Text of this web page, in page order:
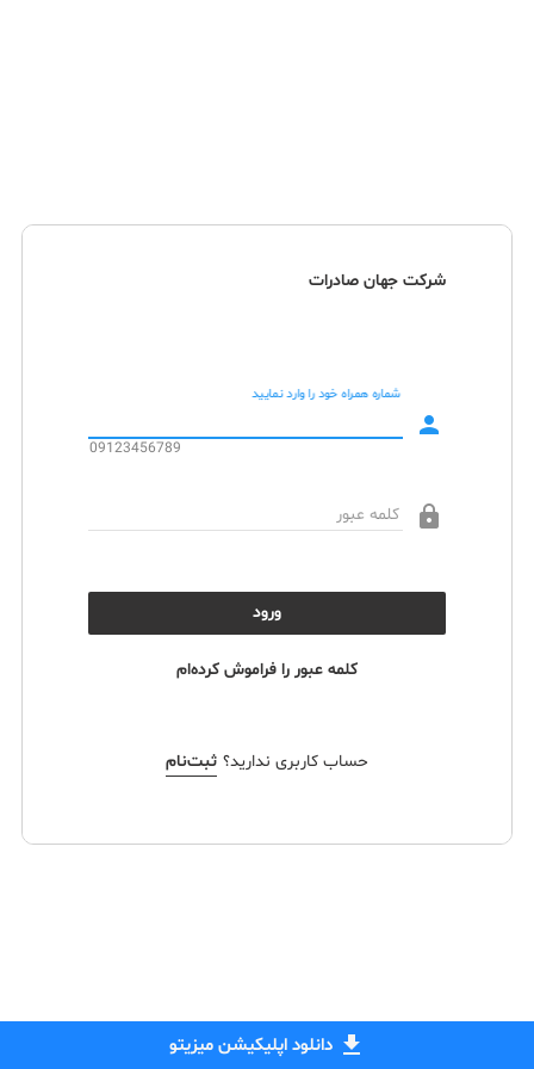
شرکت جهان صادرات
شماره همراه خود را وارد نمایید
person
09123456789
کلمه عبور lock
ورود
کلمه عبور را فراموش کرده‌ام
حساب کاربری ندارید؟ ثبت‌نام
download دانلود اپلیکیشن میزیتو